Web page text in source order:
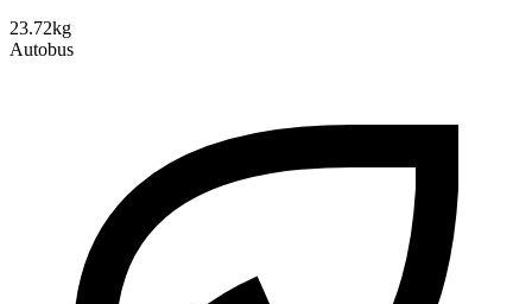
23.72kg
Autobus